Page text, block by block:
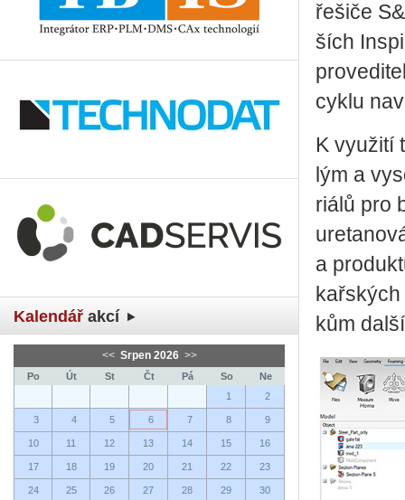
Kalendář akcí
<< Srpen 2026 >>
Po Út St Čt Pá So
Ne
1
2
3 4 5 6 7 8 9
10 11 12 13 14 15 16
17 18 19 20 21 22 23
24 25 26 27 28 29 30
ře­ši­če
ších
cyklu
K vy­u­ži­tí
lým a
ri­á­lů pro
a
kům